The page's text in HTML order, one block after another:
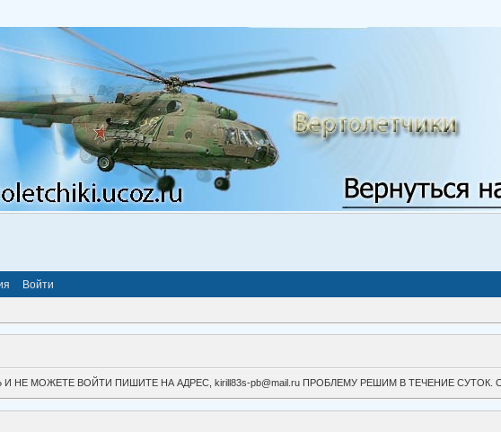
Войти
И НЕ МОЖЕТЕ ВОЙТИ ПИШИТЕ НА АДРЕС, kirill83s-pb@mail.ru ПРОБЛЕМУ РЕШИМ В ТЕЧЕНИЕ